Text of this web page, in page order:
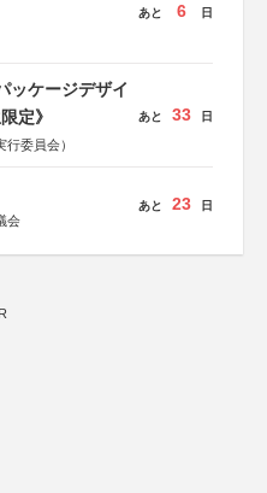
あと 6 日
ッケージデザイ
定》
委員会）
あと 33 日
会
あと 23 日